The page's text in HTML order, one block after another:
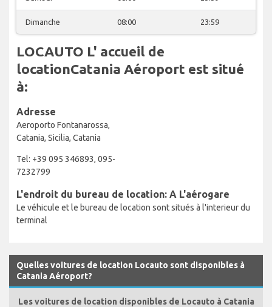
Dimanche 08:00 23:59
LOCAUTO L' accueil de
locationCatania Aéroport est situé
à:
Adresse
Aeroporto Fontanarossa,
Catania, Sicilia, Catania
Tel: +39 095 346893, 095-
7232799
L'endroit du bureau de location: A L'aérogare
Le véhicule et le bureau de location sont situés à l'interieur du
terminal
Quelles voitures de location Locauto sont disponibles à
Catania Aéroport?
Les voitures de location disponibles de Locauto à Catania